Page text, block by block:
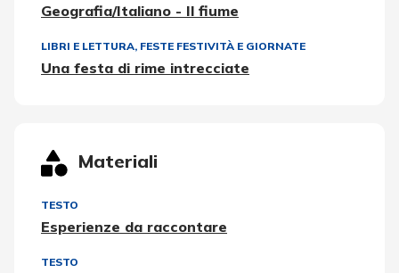
Geografia/Italiano - Il fiume
LIBRI E LETTURA, FESTE FESTIVITÀ E GIORNATE
Una festa di rime intrecciate
Materiali
TESTO
Esperienze da raccontare
TESTO